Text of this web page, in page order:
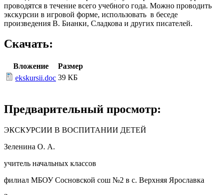
проводятся в течение всего учебного года. Можно проводить
экскурсии в игровой форме, использовать в беседе
произведения В. Бианки, Сладкова и других писателей.
Скачать:
Вложение
Размер
ekskursii.doc 39 КБ
Предварительный просмотр:
ЭКСКУРСИИ В ВОСПИТАНИИ ДЕТЕЙ
Зеленина О. А.
учитель начальных классов
филиал МБОУ Сосновской сош №2 в с. Верхняя Ярославка